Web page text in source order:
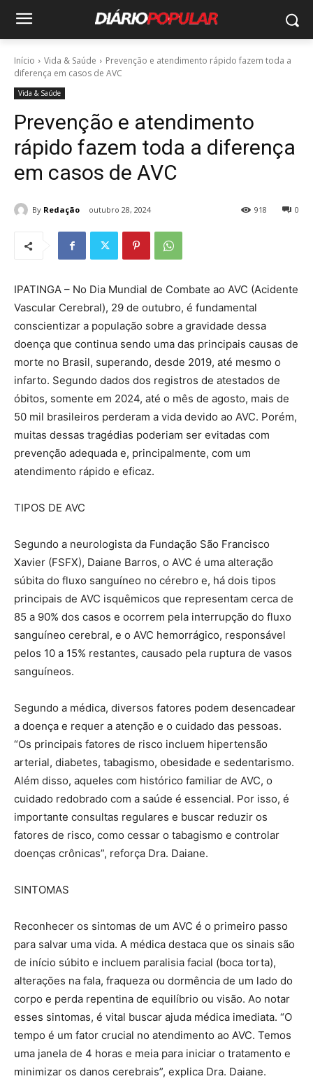
Início Vida & Saúde
Prevenção e atendimento rápido fazem toda a
diferença em casos de AVC
Vida & Saúde
Prevenção e atendimento
rápido fazem toda a diferença
em casos de AVC
By Redação outubro 28, 2024 0
918
IPATINGA – No Dia Mundial de Combate ao AVC (Acidente
Vascular Cerebral), 29 de outubro, é fundamental
conscientizar a população sobre a gravidade dessa
doença que continua sendo uma das principais causas de
morte no Brasil, superando, desde 2019, até mesmo o
infarto. Segundo dados dos registros de atestados de
óbitos, somente em 2024, até o mês de agosto, mais de
50 mil brasileiros perderam a vida devido ao AVC. Porém,
muitas dessas tragédias poderiam ser evitadas com
prevenção adequada e, principalmente, com um
atendimento rápido e eficaz.
TIPOS DE AVC
Segundo a neurologista da Fundação São Francisco
Xavier (FSFX), Daiane Barros, o AVC é uma alteração
súbita do fluxo sanguíneo no cérebro e, há dois tipos
principais de AVC isquêmicos que representam cerca de
85 a 90% dos casos e ocorrem pela interrupção do fluxo
sanguíneo cerebral, e o AVC hemorrágico, responsável
pelos 10 a 15% restantes, causado pela ruptura de vasos
sanguíneos.
Segundo a médica, diversos fatores podem desencadear
a doença e requer a atenção e o cuidado das pessoas.
“Os principais fatores de risco incluem hipertensão
arterial, diabetes, tabagismo, obesidade e sedentarismo.
Além disso, aqueles com histórico familiar de AVC, o
cuidado redobrado com a saúde é essencial. Por isso, é
importante consultas regulares e buscar reduzir os
fatores de risco, como cessar o tabagismo e controlar
doenças crônicas”, reforça Dra. Daiane.
SINTOMAS
Reconhecer os sintomas de um AVC é o primeiro passo
para salvar uma vida. A médica destaca que os sinais são
de início súbito e incluem paralisia facial (boca torta),
alterações na fala, fraqueza ou dormência de um lado do
corpo e perda repentina de equilíbrio ou visão. Ao notar
esses sintomas, é vital buscar ajuda médica imediata. “O
tempo é um fator crucial no atendimento ao AVC. Temos
uma janela de 4 horas e meia para iniciar o tratamento e
minimizar os danos cerebrais”, explica Dra. Daiane.